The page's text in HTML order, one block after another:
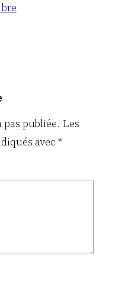
pas publiée. Les
avec*